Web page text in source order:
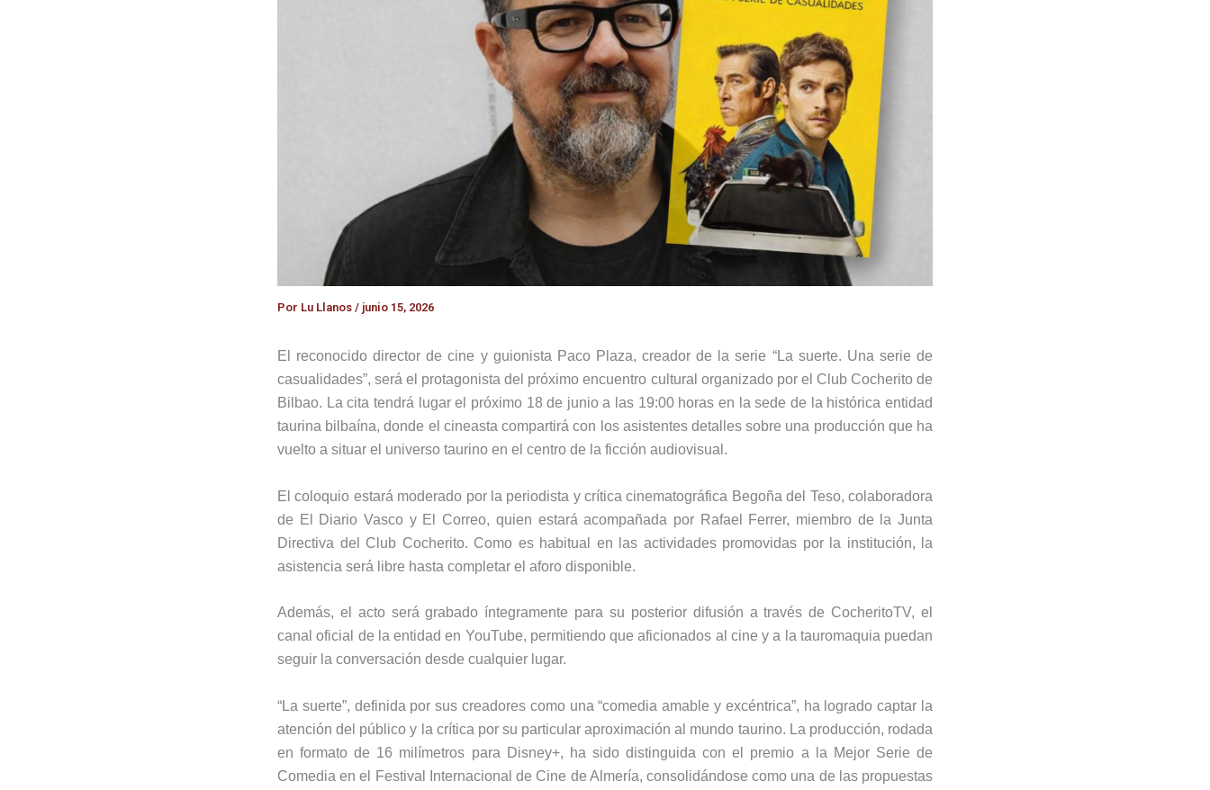
Por Lu Llanos / junio 15, 2026
El reconocido director de cine y guionista Paco Plaza, creador de la serie “La suerte. Una serie de
casualidades”, será el protagonista del próximo encuentro cultural organizado por el Club Cocherito de
Bilbao. La cita tendrá lugar el próximo 18 de junio a las 19:00 horas en la sede de la histórica entidad
taurina bilbaína, donde el cineasta compartirá con los asistentes detalles sobre una producción que ha
vuelto a situar el universo taurino en el centro de la ficción audiovisual.
El coloquio estará moderado por la periodista y crítica cinematográfica Begoña del Teso, colaboradora
de El Diario Vasco y El Correo, quien estará acompañada por Rafael Ferrer, miembro de la Junta
Directiva del Club Cocherito. Como es habitual en las actividades promovidas por la institución, la
asistencia será libre hasta completar el aforo disponible.
Además, el acto será grabado íntegramente para su posterior difusión a través de CocheritoTV, el
canal oficial de la entidad en YouTube, permitiendo que aficionados al cine y a la tauromaquia puedan
seguir la conversación desde cualquier lugar.
“La suerte”, definida por sus creadores como una “comedia amable y excéntrica”, ha logrado captar la
atención del público y la crítica por su particular aproximación al mundo taurino. La producción, rodada
en formato de 16 milímetros para Disney+, ha sido distinguida con el premio a la Mejor Serie de
Comedia en el Festival Internacional de Cine de Almería, consolidándose como una de las propuestas